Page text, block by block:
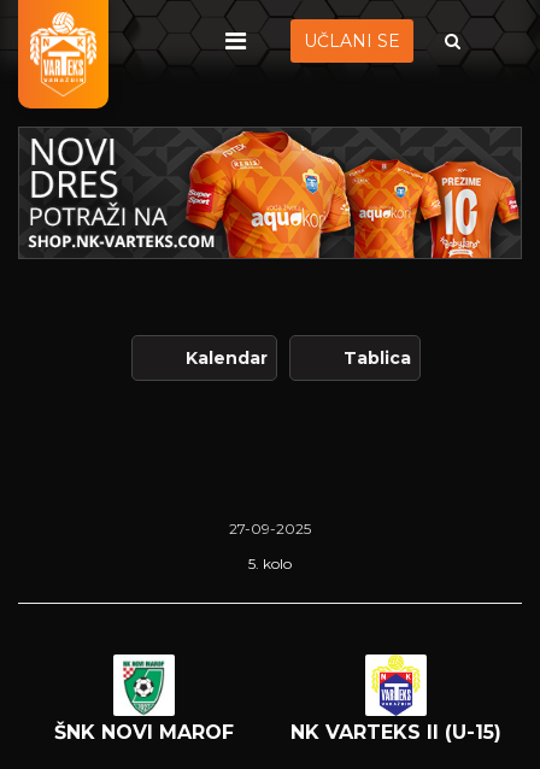
UČLANI SE
Kalendar Tablica
27-09-2025
5. kolo
ŠNK NOVI MAROF NK VARTEKS II (U-15)